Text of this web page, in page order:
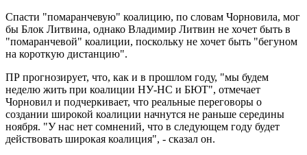
Спасти "помаранчевую" коалицию, по словам Чорновила, мог
бы Блок Литвина, однако Владимир Литвин не хочет быть в
"помаранчевой" коалиции, поскольку не хочет быть "бегуном
на короткую дистанцию".
ПР прогнозирует, что, как и в прошлом году, "мы будем
неделю жить при коалиции НУ-НС и БЮТ", отмечает
Чорновил и подчеркивает, что реальные переговоры о
создании широкой коалиции начнутся не раньше середины
ноября. "У нас нет сомнений, что в следующем году будет
действовать широкая коалиция", - сказал он.